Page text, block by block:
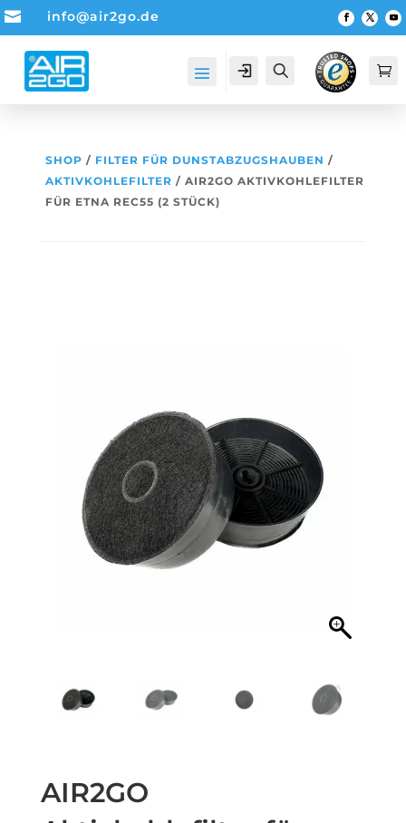
 info@air2go.de
Account Suche 
SHOP / FILTER FÜR DUNSTABZUGSHAUBEN /
AKTIVKOHLEFILTER / AIR2GO AKTIVKOHLEFILTER
FÜR ETNA REC55 (2 STÜCK)
AIR2GO